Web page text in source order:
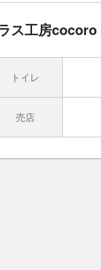
ス工房
トイレ
売店